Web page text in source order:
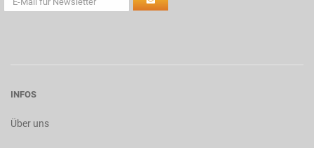
INFOS
Über uns